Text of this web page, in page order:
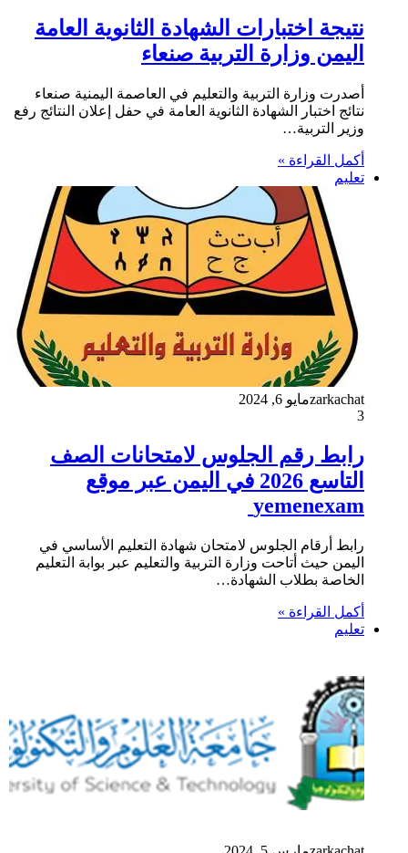
نتيجة اختبارات الشهادة الثانوية العامة
اليمن وزارة التربية صنعاء
أصدرت وزارة التربية والتعليم في العاصمة اليمنية صنعاء
نتائج اختبار الشهادة الثانوية العامة في حفل إعلان النتائج رفع
وزير التربية…
أكمل القراءة »
تعليم
zarkachatمايو 6, 2024
3
رابط رقم الجلوس لامتحانات الصف
التاسع 2026 في اليمن عبر موقع
yemenexam
رابط أرقام الجلوس لامتحان شهادة التعليم الأساسي في
اليمن حيث أتاحت وزارة التربية والتعليم عبر بوابة التعليم
الخاصة بطلاب الشهادة…
أكمل القراءة »
تعليم